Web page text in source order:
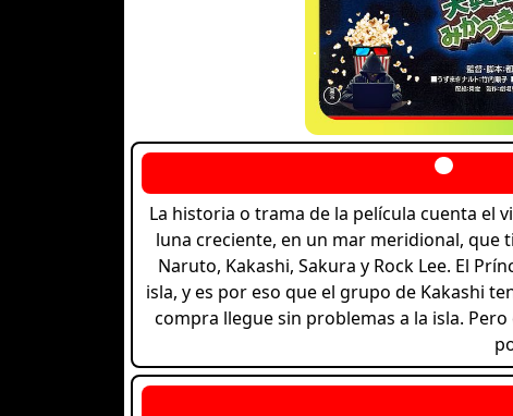
La historia o trama de la película cuenta el
luna creciente, en un mar meridional, que
Naruto, Kakashi, Sakura y Rock Lee. El
isla, y es por eso que el grupo de Kakashi
compra llegue sin problemas a la isla.